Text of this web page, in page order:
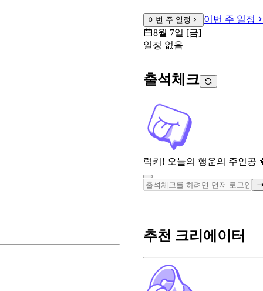
이번 주 일정
이번 주 일정
8월 7일 [금]
일정 없음
출석체크
럭키! 오늘의 행운의 주인공
추천 크리에이터